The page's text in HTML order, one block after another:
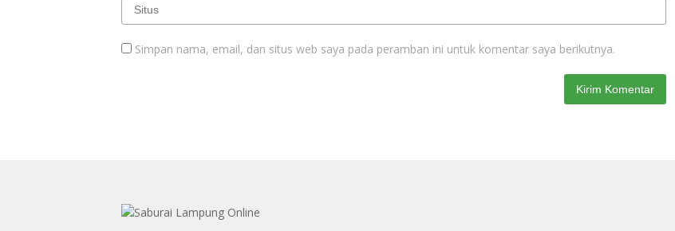
Simpan nama, email, dan situs web saya pada peramban ini untuk komentar saya berikutnya.